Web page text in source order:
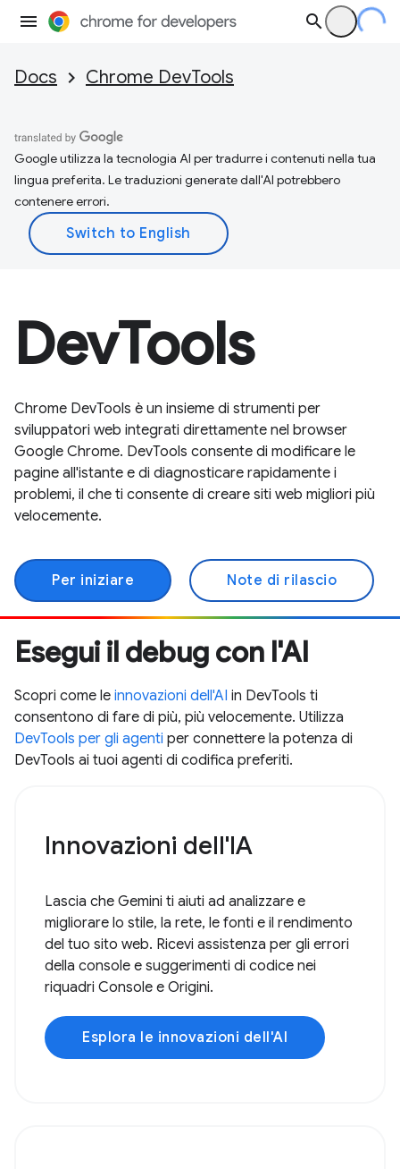
Docs Chrome DevTools
Google utilizza la tecnologia AI per tradurre i contenuti nella tua
lingua preferita. Le traduzioni generate dall'AI potrebbero
contenere errori.
DevTools
Chrome DevTools è un insieme di strumenti per
sviluppatori web integrati direttamente nel browser
Google Chrome. DevTools consente di modificare le
pagine all'istante e di diagnosticare rapidamente i
problemi, il che ti consente di creare siti web migliori più
velocemente.
Per iniziare Note di rilascio
Esegui il debug con l'AI
Scopri come le innovazioni dell'AI in DevTools ti
consentono di fare di più, più velocemente. Utilizza
DevTools per gli agenti per connettere la potenza di
DevTools ai tuoi agenti di codifica preferiti.
Innovazioni dell'IA
Lascia che Gemini ti aiuti ad analizzare e
migliorare lo stile, la rete, le fonti e il rendimento
del tuo sito web. Ricevi assistenza per gli errori
della console e suggerimenti di codice nei
riquadri Console e Origini.
Esplora le innovazioni dell'AI